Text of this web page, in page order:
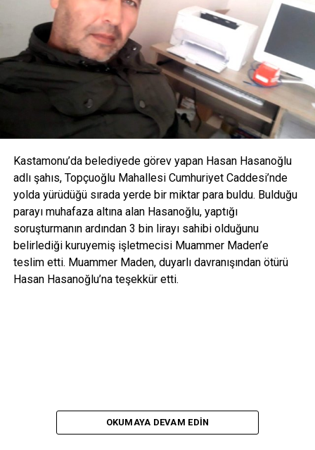
Kastamonu’da belediyede görev yapan Hasan Hasanoğlu
adlı şahıs, Topçuoğlu Mahallesi Cumhuriyet Caddesi’nde
yolda yürüdüğü sırada yerde bir miktar para buldu. Bulduğu
parayı muhafaza altına alan Hasanoğlu, yaptığı
soruşturmanın ardından 3 bin lirayı sahibi olduğunu
belirlediği kuruyemiş işletmecisi Muammer Maden’e
teslim etti. Muammer Maden, duyarlı davranışından ötürü
Hasan Hasanoğlu’na teşekkür etti.
OKUMAYA DEVAM EDIN